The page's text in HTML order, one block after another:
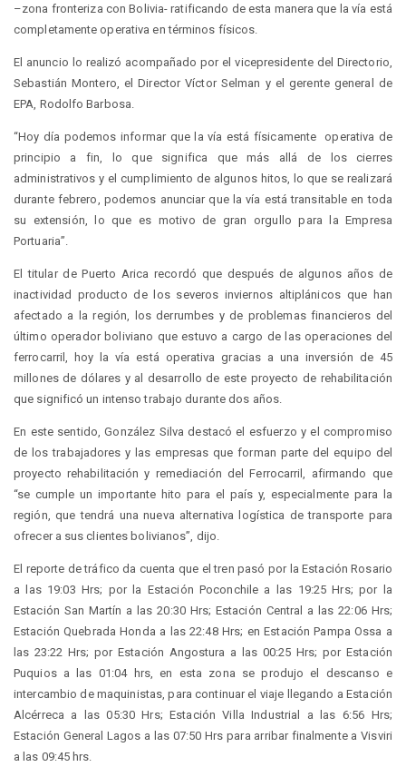
–zona fronteriza con Bolivia- ratificando de esta manera que la vía está
completamente operativa en términos físicos.
El anuncio lo realizó acompañado por el vicepresidente del Directorio,
Sebastián Montero, el Director Víctor Selman y el gerente general de
EPA, Rodolfo Barbosa.
“Hoy día podemos informar que la vía está físicamente operativa de
principio a fin, lo que significa que más allá de los cierres
administrativos y el cumplimiento de algunos hitos, lo que se realizará
durante febrero, podemos anunciar que la vía está transitable en toda
su extensión, lo que es motivo de gran orgullo para la Empresa
Portuaria”.
El titular de Puerto Arica recordó que después de algunos años de
inactividad producto de los severos inviernos altiplánicos que han
afectado a la región, los derrumbes y de problemas financieros del
último operador boliviano que estuvo a cargo de las operaciones del
ferrocarril, hoy la vía está operativa gracias a una inversión de 45
millones de dólares y al desarrollo de este proyecto de rehabilitación
que significó un intenso trabajo durante dos años.
En este sentido, González Silva destacó el esfuerzo y el compromiso
de los trabajadores y las empresas que forman parte del equipo del
proyecto rehabilitación y remediación del Ferrocarril, afirmando que
“se cumple un importante hito para el país y, especialmente para la
región, que tendrá una nueva alternativa logística de transporte para
ofrecer a sus clientes bolivianos”, dijo.
El reporte de tráfico da cuenta que el tren pasó por la Estación Rosario
a las 19:03 Hrs; por la Estación Poconchile a las 19:25 Hrs; por la
Estación San Martín a las 20:30 Hrs; Estación Central a las 22:06 Hrs;
Estación Quebrada Honda a las 22:48 Hrs; en Estación Pampa Ossa a
las 23:22 Hrs; por Estación Angostura a las 00:25 Hrs; por Estación
Puquios a las 01:04 hrs, en esta zona se produjo el descanso e
intercambio de maquinistas, para continuar el viaje llegando a Estación
Alcérreca a las 05:30 Hrs; Estación Villa Industrial a las 6:56 Hrs;
Estación General Lagos a las 07:50 Hrs para arribar finalmente a Visviri
a las 09:45 hrs.